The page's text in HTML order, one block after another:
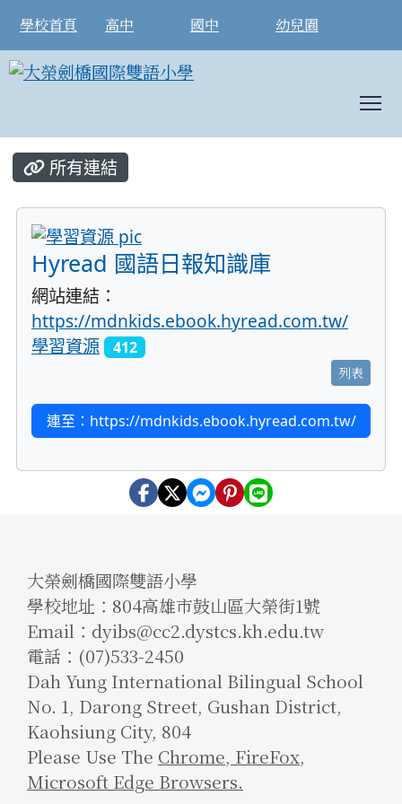
學校首頁 高中 國中 幼兒園
所有連結
title:學習資源
Hyread 國語日報知識庫
網站連結：
https://mdnkids.ebook.hyread.com.tw/
學習資源
412
列表
連至：https://mdnkids.ebook.hyread.com.tw/
大榮劍橋國際雙語小學
學校地址：804高雄市鼓山區大榮街1號
Email：dyibs@cc2.dystcs.kh.edu.tw
電話：(07)533-2450
Dah Yung International Bilingual School
No. 1, Darong Street, Gushan District,
Kaohsiung City, 804
Please Use The Chrome, FireFox,
Microsoft Edge Browsers.